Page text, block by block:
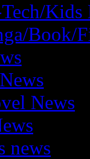
Kids
Book/
News
news